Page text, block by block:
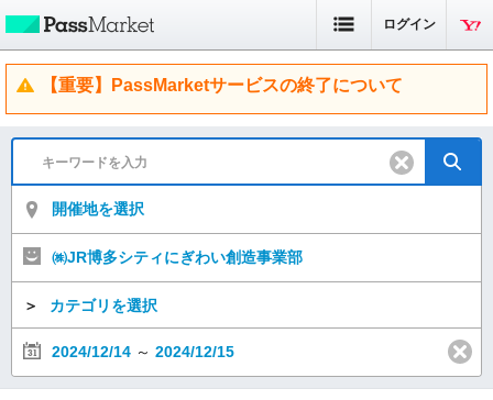
ログイン
【重要】PassMarketサービスの終了について
開催地を選択
㈱JR博多シティにぎわい創造事業部
＞ カテゴリを選択
2024/12/14 ～ 2024/12/15